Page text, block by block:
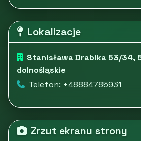
Lokalizacje
Stanisława Drabika 53/34,
dolnośląskie
Telefon: +48884785931
Zrzut ekranu strony